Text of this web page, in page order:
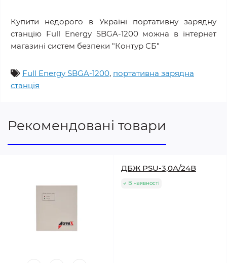
Купити недорого в Україні портативну зарядну
станцію Full Energy SBGA-1200 можна в інтернет
магазині систем безпеки "Контур СБ"
Full Energy SBGA-1200, портативна зарядна
станція
Рекомендовані товари
ДБЖ PSU-3,0A/24В
В наявності